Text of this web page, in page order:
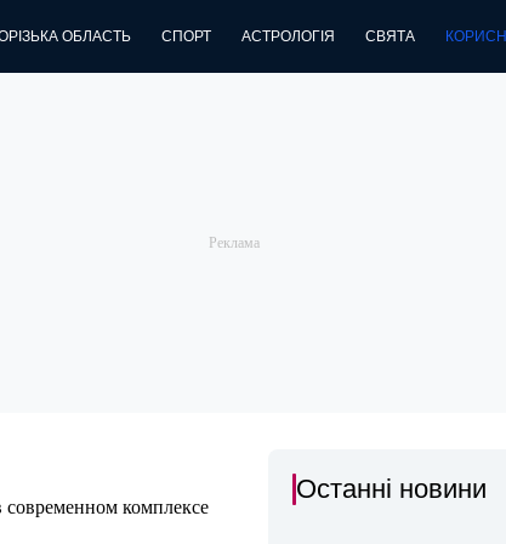
ОБЛАСТЬ СПОРТ АСТРОЛОГІЯ СВЯТА
комплексе
Останні новини